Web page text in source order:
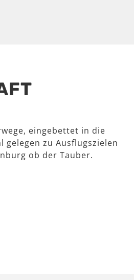
eingebettet in die
gelegen zu Ausflugszielen
ob der Tauber.